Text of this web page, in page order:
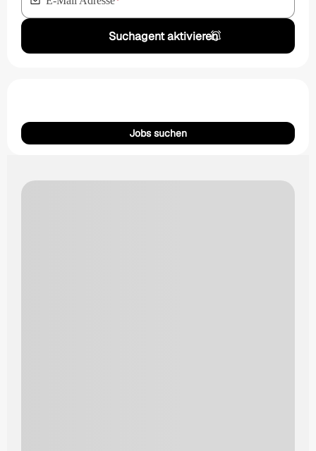
Suchagent aktivieren
Jobs suchen